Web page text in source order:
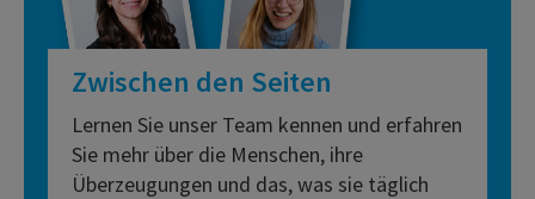
Zwischen den Seiten
Lernen Sie unser Team kennen und erfahren
Sie mehr über die Menschen, ihre
Überzeugungen und das, was sie täglich